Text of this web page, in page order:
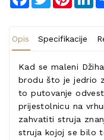
Opis Specifikacije
Kad se maleni
brodu što je jedrio
to putovanje
prijestolnicu na
zahvatiti struja
struja kojoj se bilo